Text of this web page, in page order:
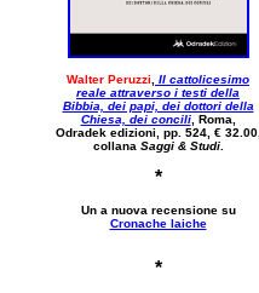
Walter Peruzzi
Il cattolicesimo
reale attraverso i testi della
Bibbia, dei papi, dei dottori della
Chiesa, dei concili, Roma,
Odradek edizioni, pp. 524, € 32.00,
collana Saggi & Studi.
*
Un a nuova recensione su
Cronache laiche
*